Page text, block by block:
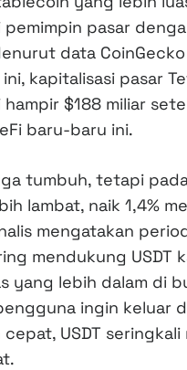
pemimpin pasar
data
kapitalisasi pasar
hampir $188 miliar
baru-baru ini.
tumbuh, tetapi
lambat, naik 1,4%
mengatakan
mendukung USDT
yang lebih dalam di
ingin keluar
USDT seringkali